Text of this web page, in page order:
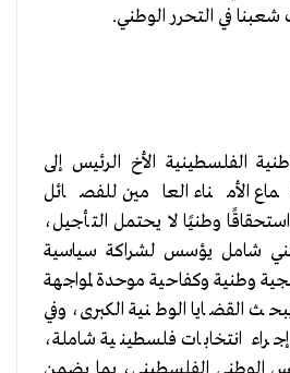
في التحرر الوطني.
الفلسطينية الأخ الرئيس إلى
الأمناء العامين للفصائل
وطنيًا لا يحتمل التأجيل،
شامل يؤسس لشراكة سياسية
وطنية وكفاحية موحدة لمواجهة
القضايا الوطنية الكبرى، وفي
انتخابات فلسطينية شاملة،